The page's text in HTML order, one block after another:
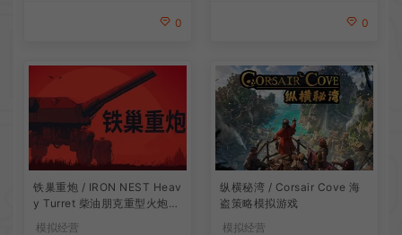
0 0
铁巢重炮 / IRON NEST Heav
y Turret 柴油朋克重型火炮游
模拟经营
纵横秘湾 / Corsair Cove 海
盗策略模拟游戏
模拟经营